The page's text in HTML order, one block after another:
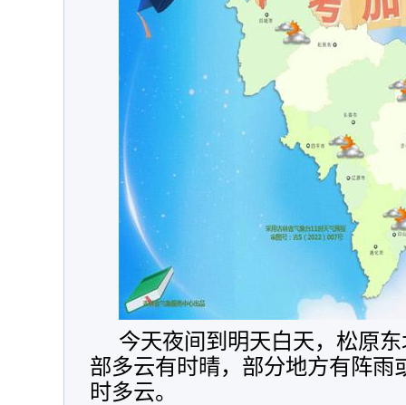
今天夜间到明天白天，松原
部多云有时晴，部分地方有阵雨
时多云。